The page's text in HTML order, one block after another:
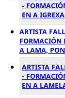
-
EN A
ARTISTA
FORMACIÓN
A LAMA,
ARTISTA
-
EN A